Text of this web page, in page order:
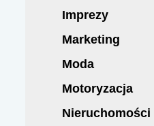
Imprezy
Marketing
Moda
Motoryzacja
Nieruchomości